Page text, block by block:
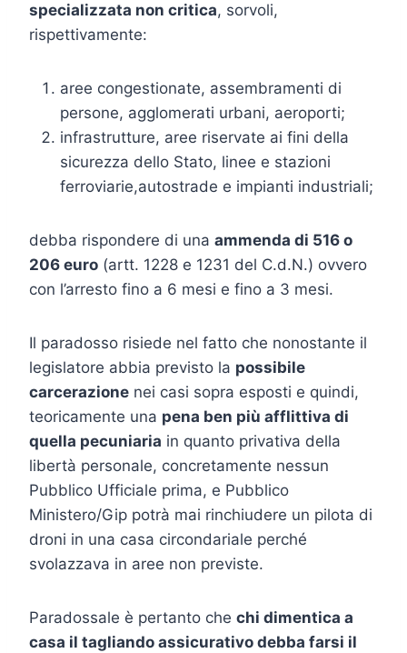
specializzata non critica, sorvoli,
rispettivamente:
aree congestionate, assembramenti di
persone, agglomerati urbani, aeroporti;
infrastrutture, aree riservate ai fini della
sicurezza dello Stato, linee e stazioni
ferroviarie,autostrade e impianti industriali;
debba rispondere di una ammenda di 516 o
206 euro (artt. 1228 e 1231 del C.d.N.) ovvero
con l’arresto fino a 6 mesi e fino a 3 mesi.
Il paradosso risiede nel fatto che nonostante il
legislatore abbia previsto la possibile
carcerazione nei casi sopra esposti e quindi,
teoricamente una pena ben più afflittiva di
quella pecuniaria in quanto privativa della
libertà personale, concretamente nessun
Pubblico Ufficiale prima, e Pubblico
Ministero/Gip potrà mai rinchiudere un pilota di
droni in una casa circondariale perché
svolazzava in aree non previste.
Paradossale è pertanto che chi dimentica a
casa il tagliando assicurativo debba farsi il